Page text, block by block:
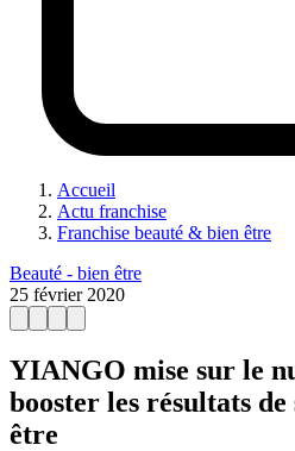
Accueil
Actu franchise
Franchise beauté & bien être
Beauté - bien être
25 février 2020
YIANGO mise sur le
booster les résultats
être